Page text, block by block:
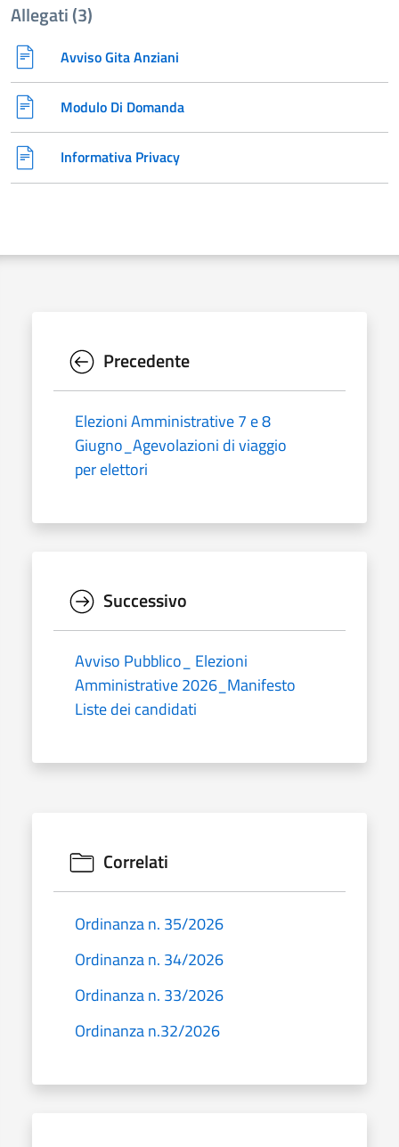
Allegati (3)
Avviso Gita Anziani
Modulo Di Domanda
Informativa Privacy
Precedente
Elezioni Amministrative 7 e 8
Giugno_Agevolazioni di viaggio
per elettori
Successivo
Avviso Pubblico_ Elezioni
Amministrative 2026_Manifesto
Liste dei candidati
Correlati
Ordinanza n. 35/2026
Ordinanza n. 34/2026
Ordinanza n. 33/2026
Ordinanza n.32/2026